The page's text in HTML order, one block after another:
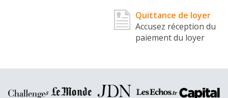
Quittance de loyer
Accusez réception du
paiement du loyer